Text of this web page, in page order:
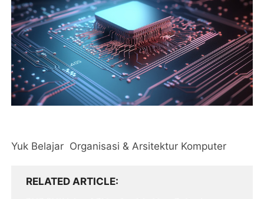
Yuk Belajar Organisasi & Arsitektur Komputer
RELATED ARTICLE